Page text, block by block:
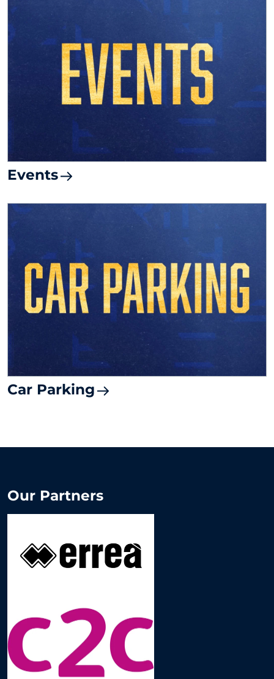
Events
Car Parking
Our Partners